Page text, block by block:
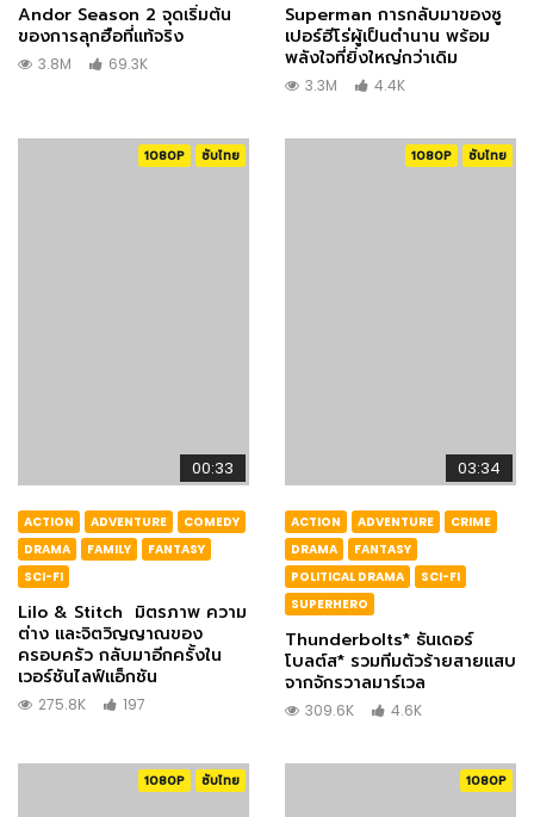
Andor Season 2 จุดเริ่มต้น
ของการลุกฮือที่แท้จริง
3.8M 69.3K
Superman การกลับมาของซู
เปอร์ฮีโร่ผู้เป็นตำนาน พร้อม
พลังใจที่ยิ่งใหญ่กว่าเดิม
3.3M 4.4K
1080P ซับไทย
00:33
ACTION ADVENTURE
COMEDY
DRAMA
FAMILY
FANTASY
SCI-FI
Lilo & Stitch มิตรภาพ ความ
ต่าง และจิตวิญญาณของ
ครอบครัว กลับมาอีกครั้งใน
เวอร์ชันไลฟ์แอ็กชัน
275.8K 197
1080P ซับไทย
03:34
ACTION ADVENTURE
CRIME
DRAMA
FANTASY
POLITICAL DRAMA
SCI-FI
SUPERHERO
Thunderbolts* ธันเดอร์
โบลต์ส* รวมทีมตัวร้ายสายแสบ
จากจักรวาลมาร์เวล
309.6K 4.6K
1080P ซับไทย 1080P